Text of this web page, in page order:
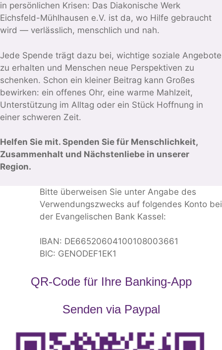
in persönlichen Krisen: Das Diakonische Werk
Eichsfeld-Mühlhausen e.V. ist da, wo Hilfe gebraucht
wird — verlässlich, menschlich und nah.
Jede Spende trägt dazu bei, wichtige soziale Angebote
zu erhalten und Menschen neue Perspektiven zu
schenken. Schon ein kleiner Beitrag kann Großes
bewirken: ein offenes Ohr, eine warme Mahlzeit,
Unterstützung im Alltag oder ein Stück Hoffnung in
einer schweren Zeit.
Helfen Sie mit. Spenden Sie für Menschlichkeit,
Zusammenhalt und Nächstenliebe in unserer
Region.
Bitte überweisen Sie unter Angabe des
Verwendungszwecks auf folgendes Konto bei
der Evangelischen Bank Kassel:
IBAN: DE66520604100108003661
BIC: GENODEF1EK1
QR-Code für Ihre Banking-App
Senden via Paypal